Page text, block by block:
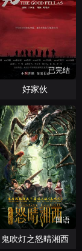
已完结
好家伙
国语
鬼吹灯之怒晴湘西